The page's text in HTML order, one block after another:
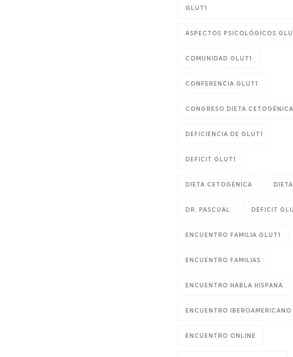
GLUT1
ASPECTOS PSICOLÓGICOS
COMUNIDAD GLUT1
CONFERENCIA GLUT1
CONGRESO DIETA CETOGÉNICA
DEFICIENCIA DE GLUT1
DEFICIT GLUT1
DIETA CETOGÉNICA
DR. PASCUAL DÉFICIT
ENCUENTRO FAMILIA GLUT1
ENCUENTRO FAMILIAS
ENCUENTRO HABLA HISPANA
ENCUENTRO IBEROAMERICANO
ENCUENTRO ONLINE